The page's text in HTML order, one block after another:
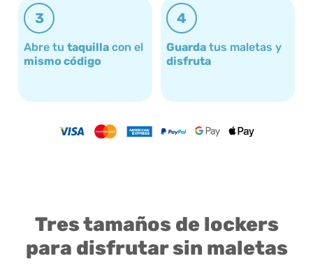
3
Abre tu taquilla con el
mismo código
4
Guarda tus maletas y
disfruta
Tres tamaños de lockers
para disfrutar sin maletas